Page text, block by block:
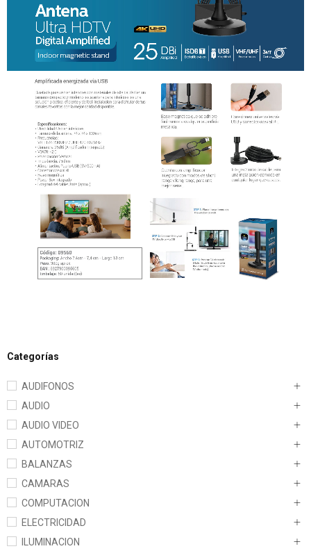
Categorías
AUDIFONOS
AUDIO
AUDIO VIDEO
AUTOMOTRIZ
BALANZAS
CAMARAS
COMPUTACION
ELECTRICIDAD
ILUMINACION